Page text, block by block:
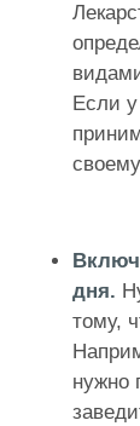
Если
дня.
тому,
нужно